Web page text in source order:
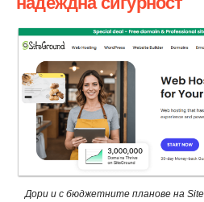
Дори и с бюджетните планове на